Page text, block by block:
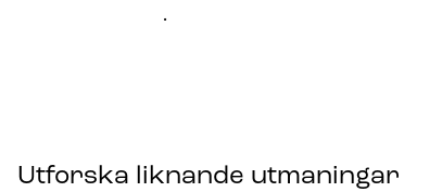
.
Utforska liknande utmaningar